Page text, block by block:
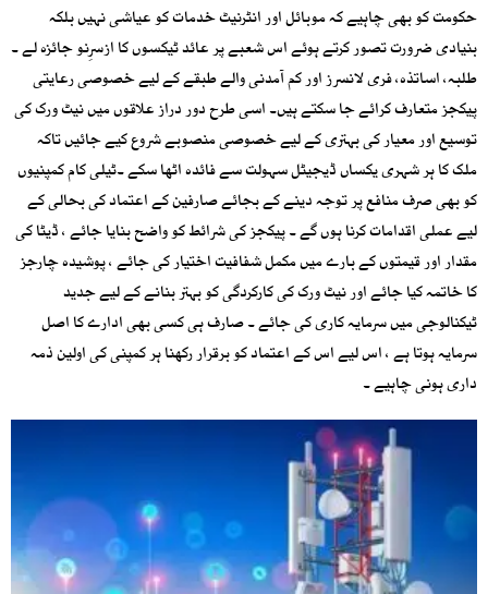
حکومت کو بھی چاہیے کہ موبائل اور انٹرنیٹ خدمات کو عیاشی نہیں بلکہ
بنیادی ضرورت تصور کرتے ہوئے اس شعبے پر عائد ٹیکسوں کا ازسرِنو جائزہ لے ۔
طلبہ، اساتذہ، فری لانسرز اور کم آمدنی والے طبقے کے لیے خصوصی رعایتی
پیکجز متعارف کرائے جا سکتے ہیں۔ اسی طرح دور دراز علاقوں میں نیٹ ورک کی
توسیع اور معیار کی بہتری کے لیے خصوصی منصوبے شروع کیے جائیں تاکہ
ملک کا ہر شہری یکساں ڈیجیٹل سہولت سے فائدہ اٹھا سکے ۔ٹیلی کام کمپنیوں
کو بھی صرف منافع پر توجہ دینے کے بجائے صارفین کے اعتماد کی بحالی کے
لیے عملی اقدامات کرنا ہوں گے ۔ پیکجز کی شرائط کو واضح بنایا جائے ، ڈیٹا کی
مقدار اور قیمتوں کے بارے میں مکمل شفافیت اختیار کی جائے ، پوشیدہ چارجز
کا خاتمہ کیا جائے اور نیٹ ورک کی کارکردگی کو بہتر بنانے کے لیے جدید
ٹیکنالوجی میں سرمایہ کاری کی جائے ۔ صارف ہی کسی بھی ادارے کا اصل
سرمایہ ہوتا ہے ، اس لیے اس کے اعتماد کو برقرار رکھنا ہر کمپنی کی اولین ذمہ
داری ہونی چاہیے ۔